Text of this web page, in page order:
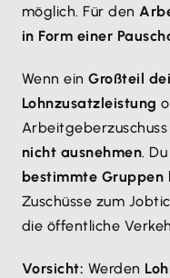
möglich. Für den
in Form einer
Wenn einGroßteil
Lohnzusatzleistung
Arbeitgeberzuschuss
nicht ausnehmen.
bestimmte Gruppen
Zuschüsse zum
die öffentliche
Vorsicht: Werden